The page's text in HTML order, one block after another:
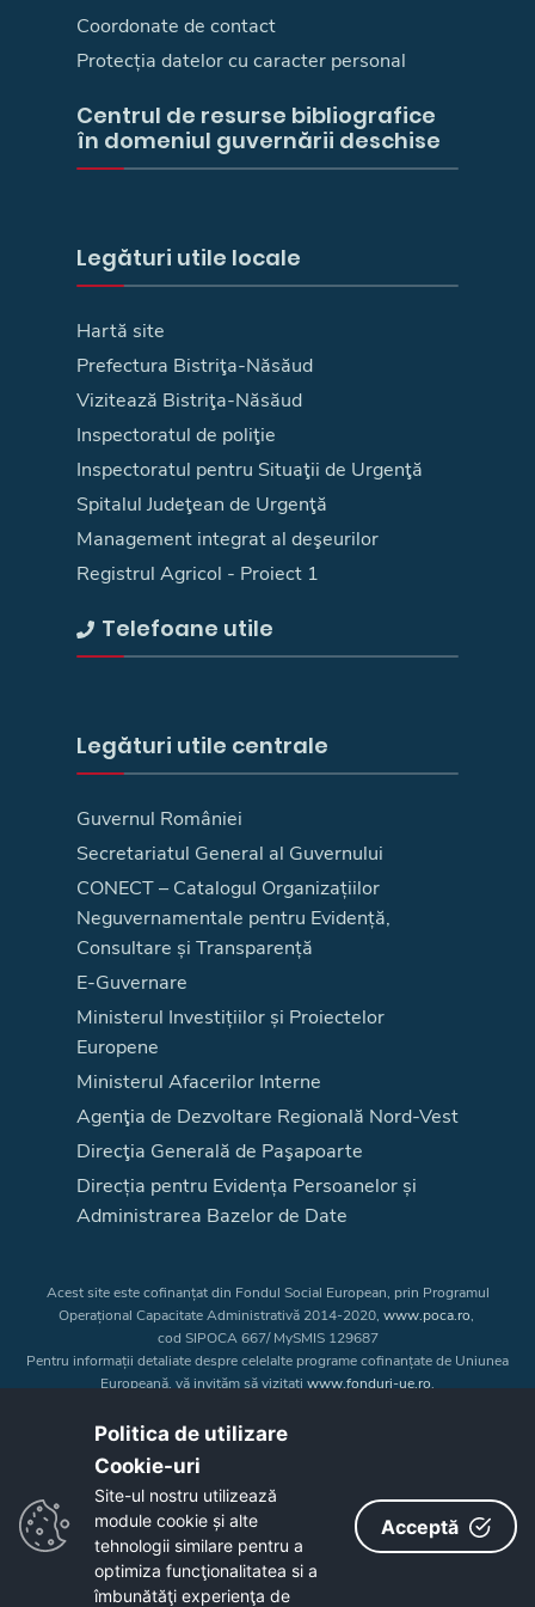
Coordonate de contact
Protecția datelor cu caracter personal
Centrul de resurse bibliografice
în domeniul guvernării deschise
Legături utile locale
Hartă site
Prefectura Bistriţa-Năsăud
Vizitează Bistriţa-Năsăud
Inspectoratul de poliţie
Inspectoratul pentru Situaţii de Urgenţă
Spitalul Judeţean de Urgenţă
Management integrat al deşeurilor
Registrul Agricol - Proiect 1
Telefoane utile
Legături utile centrale
Guvernul României
Secretariatul General al Guvernului
CONECT – Catalogul Organizațiilor
Neguvernamentale pentru Evidență,
Consultare și Transparență
E-Guvernare
Ministerul Investițiilor și Proiectelor
Europene
Ministerul Afacerilor Interne
Agenţia de Dezvoltare Regională Nord-Vest
Direcţia Generală de Paşapoarte
Direcția pentru Evidența Persoanelor și
Administrarea Bazelor de Date
Acest site este cofinanțat din Fondul Social European, prin Programul
Operațional Capacitate Administrativă 2014-2020, www.poca.ro,
cod SIPOCA 667/ MySMIS 129687
Pentru informații detaliate despre celelalte programe cofinanțate de Uniunea
Europeană, vă invităm să vizitați www.fonduri-ue.ro.
a Uniunii Europene. Întreaga responsabilitate asupra
Copyright © 2026 - Consiliul Judeţean Bistrița-Năsăud
Politica de utilizare
Cookie-uri‎
Site-ul nostru utilizează
module cookie și alte
tehnologii similare pentru a
optimiza funcţionalitatea si a
îmbunătăţi experienţa de
Acceptă